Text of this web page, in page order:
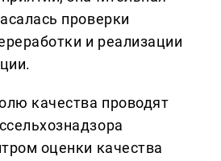
проверки
и реализации
качества проводят
оценки качества